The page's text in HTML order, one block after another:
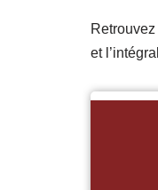
et